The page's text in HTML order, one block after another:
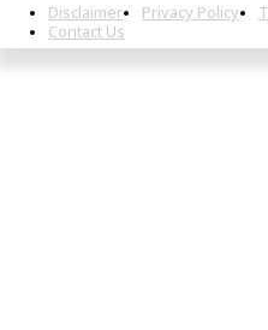
Disclaimer Privacy Policy
Contact Us